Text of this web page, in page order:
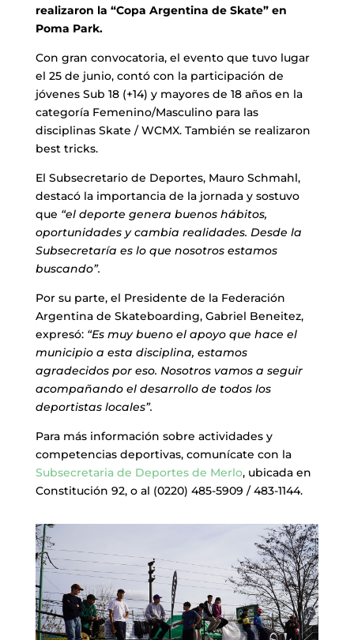
realizaron la “Copa Argentina de Skate” en
Poma Park.
Con gran convocatoria, el evento que tuvo lugar
el 25 de junio, contó con la participación de
jóvenes Sub 18 (+14) y mayores de 18 años en la
categoría Femenino/Masculino para las
disciplinas Skate / WCMX. También se realizaron
best tricks.
El Subsecretario de Deportes, Mauro Schmahl,
destacó la importancia de la jornada y sostuvo
que “el deporte genera buenos hábitos,
oportunidades y cambia realidades. Desde la
Subsecretaría es lo que nosotros estamos
buscando”.
Por su parte, el Presidente de la Federación
Argentina de Skateboarding, Gabriel Beneitez,
expresó: “Es muy bueno el apoyo que hace el
municipio a esta disciplina, estamos
agradecidos por eso. Nosotros vamos a seguir
acompañando el desarrollo de todos los
deportistas locales”.
Para más información sobre actividades y
competencias deportivas, comunícate con la
Subsecretaria de Deportes de Merlo, ubicada en
Constitución 92, o al (0220) 485-5909 / 483-1144.